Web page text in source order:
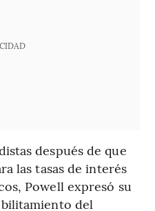
después de que
las tasas de interés
Powell expresó su
del